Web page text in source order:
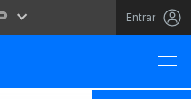
Entrar